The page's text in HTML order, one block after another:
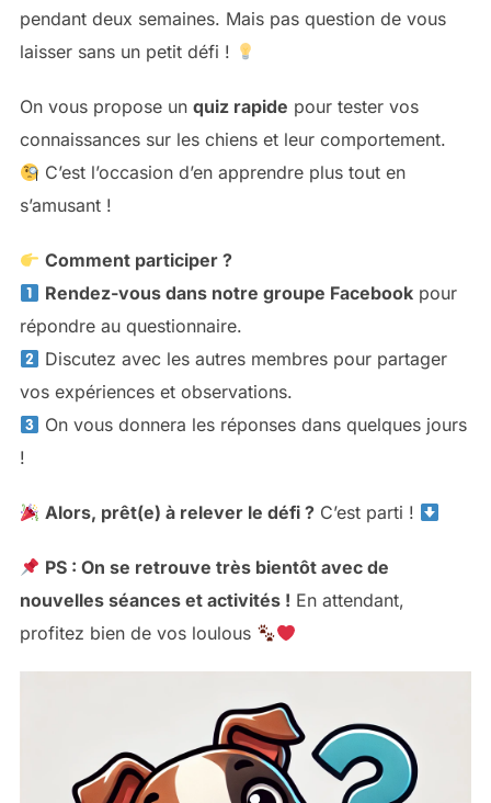
pendant deux semaines. Mais pas question de vous
laisser sans un petit défi !
On vous propose un quiz rapide pour tester vos
connaissances sur les chiens et leur comportement.
C’est l’occasion d’en apprendre plus tout en
s’amusant !
Comment participer ?
Rendez-vous dans notre groupe Facebook pour
répondre au questionnaire.
Discutez avec les autres membres pour partager
vos expériences et observations.
On vous donnera les réponses dans quelques jours
!
Alors, prêt(e) à relever le défi ? C’est parti !
PS : On se retrouve très bientôt avec de
nouvelles séances et activités ! En attendant,
profitez bien de vos loulous